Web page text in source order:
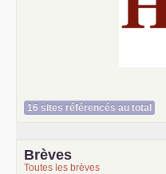
16 sites référencés au total
Brèves
Toutes les brèves